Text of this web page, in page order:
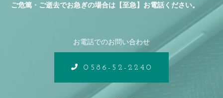
ご危篤・ご逝去でお急ぎの場合は【至急】お電話ください。
お電話でのお問い合わせ
0586-52-2240